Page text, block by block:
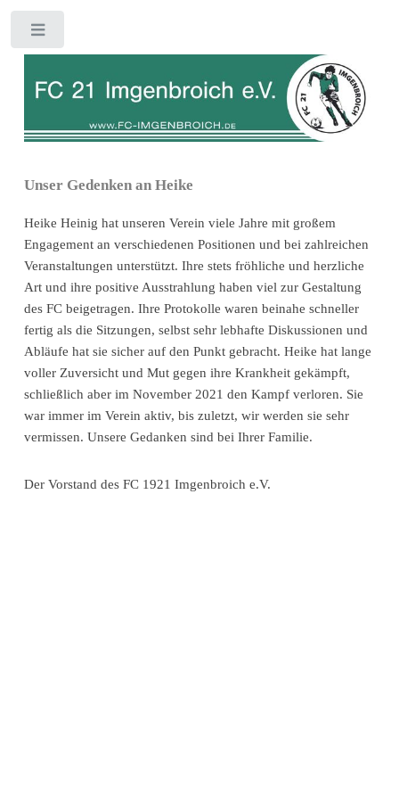
Unser Gedenken an Heike
Heike Heinig hat unseren Verein viele Jahre mit großem
Engagement an verschiedenen Positionen und bei zahlreichen
Veranstaltungen unterstützt. Ihre stets fröhliche und herzliche
Art und ihre positive Ausstrahlung haben viel zur Gestaltung
des FC beigetragen. Ihre Protokolle waren beinahe schneller
fertig als die Sitzungen, selbst sehr lebhafte Diskussionen und
Abläufe hat sie sicher auf den Punkt gebracht. Heike hat lange
voller Zuversicht und Mut gegen ihre Krankheit gekämpft,
schließlich aber im November 2021 den Kampf verloren. Sie
war immer im Verein aktiv, bis zuletzt, wir werden sie sehr
vermissen. Unsere Gedanken sind bei Ihrer Familie.
Der Vorstand des FC 1921 Imgenbroich e.V.